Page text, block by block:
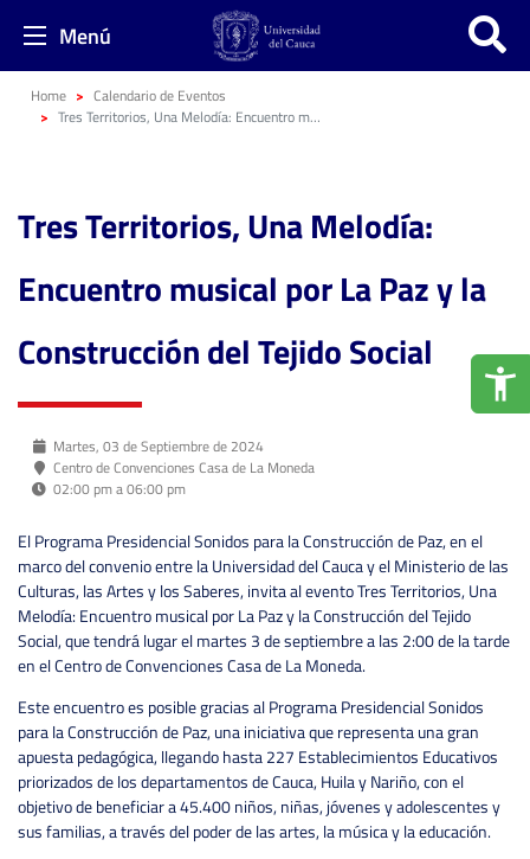
Menú
Home
Calendario de Eventos
Tres Territorios, Una Melodía: Encuentro musical por La Paz y la Construcción del Tejido Social
Tres Territorios, Una Melodía:
Encuentro musical por La Paz y la
Construcción del Tejido Social
Martes, 03 de Septiembre de 2024
Centro de Convenciones Casa de La Moneda
02:00 pm a 06:00 pm
El Programa Presidencial Sonidos para la Construcción de Paz, en el
marco del convenio entre la Universidad del Cauca y el Ministerio de las
Culturas, las Artes y los Saberes, invita al evento Tres Territorios, Una
Melodía: Encuentro musical por La Paz y la Construcción del Tejido
Social, que tendrá lugar el martes 3 de septiembre a las 2:00 de la tarde
en el Centro de Convenciones Casa de La Moneda.
Este encuentro es posible gracias al Programa Presidencial Sonidos
para la Construcción de Paz, una iniciativa que representa una gran
apuesta pedagógica, llegando hasta 227 Establecimientos Educativos
priorizados de los departamentos de Cauca, Huila y Nariño, con el
objetivo de beneficiar a 45.400 niños, niñas, jóvenes y adolescentes y
sus familias, a través del poder de las artes, la música y la educación.